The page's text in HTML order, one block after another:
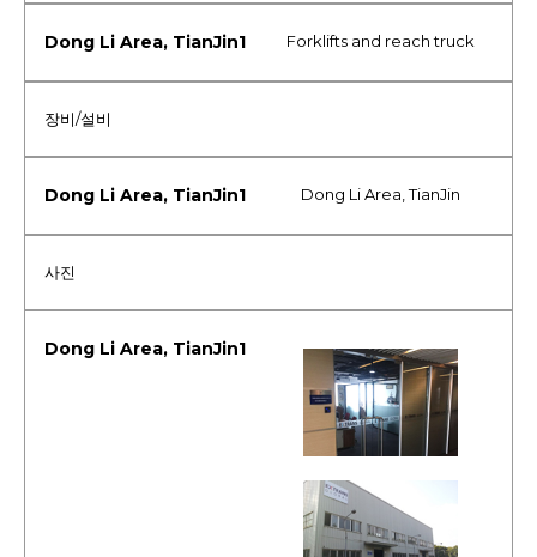
Forklifts and reach truck
장비/설비
Dong Li Area, TianJin
사진